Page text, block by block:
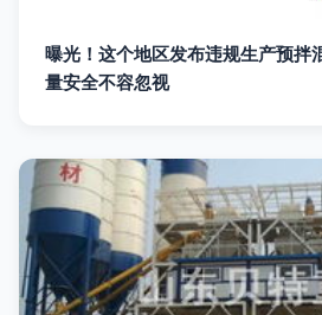
曝光！这个地区发布违规生产预拌
量安全不容忽视